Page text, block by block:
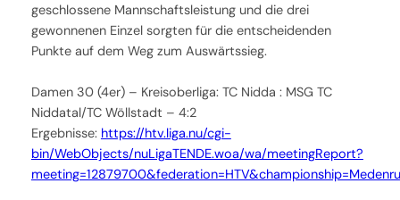
geschlossene Mannschaftsleistung und die drei
gewonnenen Einzel sorgten für die entscheidenden
Punkte auf dem Weg zum Auswärtssieg.
Damen 30 (4er) – Kreisoberliga: TC Nidda : MSG TC
Niddatal/TC Wöllstadt – 4:2
Ergebnisse: https://htv.liga.nu/cgi-
bin/WebObjects/nuLigaTENDE.woa/wa/meetingReport?